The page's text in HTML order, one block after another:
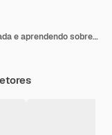
Pequenos cristãos lendo a Bíblia Sagrada e aprendendo sobre Cristo. Bíblia Sagrada, livro sagrado sagrado, o conceito da palavra de Deus.